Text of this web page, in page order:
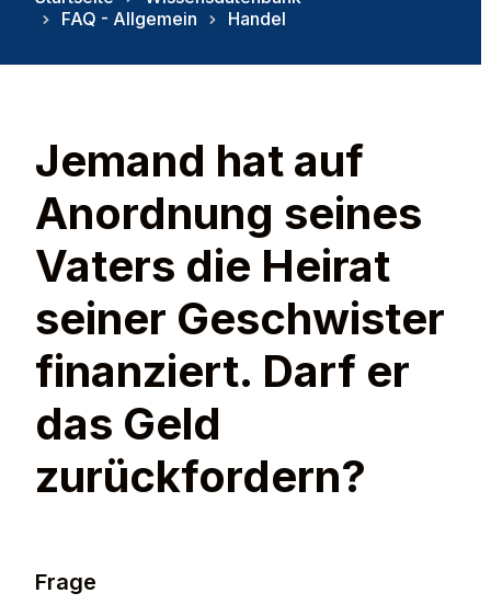
o
FAQ - Allgemein
Handel
Jemand hat auf
Anordnung seines
Vaters die Heirat
seiner Geschwister
finanziert. Darf er
das Geld
zurückfordern?
Frage